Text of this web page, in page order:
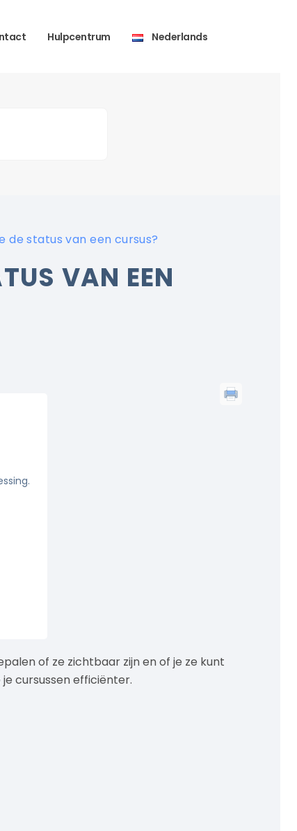
Hulpcentrum Nederlands
de status van een cursus?
VAN EEN
of ze zichtbaar zijn en of je ze kunt
cursussen efficiënter.